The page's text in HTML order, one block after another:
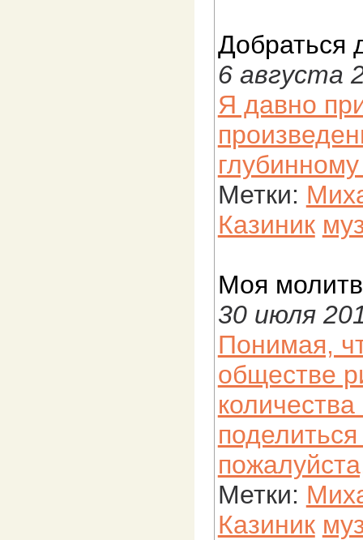
Добраться
6 августа
Я давно
Метки:
Казиник
Моя
30 июля
Понимая,
обществе
Метки:
Казиник